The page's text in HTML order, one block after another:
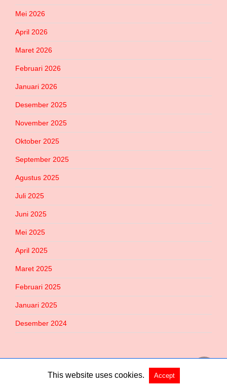
Mei 2026
April 2026
Maret 2026
Februari 2026
Januari 2026
Desember 2025
November 2025
Oktober 2025
September 2025
Agustus 2025
Juli 2025
Juni 2025
Mei 2025
April 2025
Maret 2025
Februari 2025
Januari 2025
Desember 2024
Copyright @ 2026 Habered All Rights Reserved
This website uses cookies. Accept